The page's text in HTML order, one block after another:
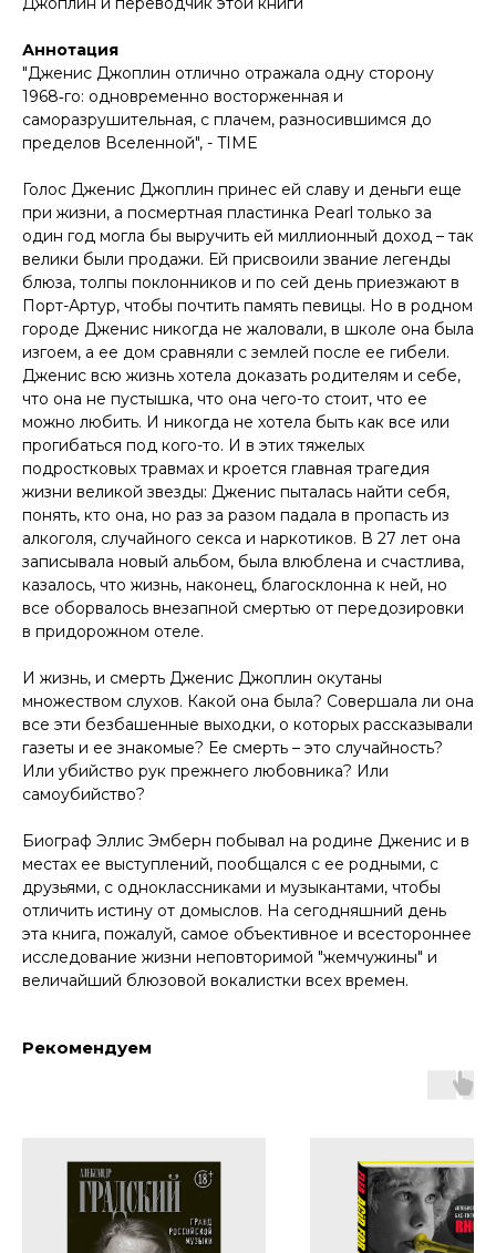
Аннотация
"Дженис Джоплин отлично отражала одну сторону
1968‑го: одновременно восторженная и
саморазрушительная, с плачем, разносившимся до
пределов Вселенной", - TIME
Голос Дженис Джоплин принес ей славу и деньги еще
при жизни, а посмертная пластинка Pearl только за
один год могла бы выручить ей миллионный доход – так
велики были продажи. Ей присвоили звание легенды
блюза, толпы поклонников и по сей день приезжают в
Порт-Артур, чтобы почтить память певицы. Но в родном
городе Дженис никогда не жаловали, в школе она была
изгоем, а ее дом сравняли с землей после ее гибели.
Дженис всю жизнь хотела доказать родителям и себе,
что она не пустышка, что она чего-то стоит, что ее
можно любить. И никогда не хотела быть как все или
прогибаться под кого-то. И в этих тяжелых
подростковых травмах и кроется главная трагедия
жизни великой звезды: Дженис пыталась найти себя,
понять, кто она, но раз за разом падала в пропасть из
алкоголя, случайного секса и наркотиков. В 27 лет она
записывала новый альбом, была влюблена и счастлива,
казалось, что жизнь, наконец, благосклонна к ней, но
все оборвалось внезапной смертью от передозировки
в придорожном отеле.
И жизнь, и смерть Дженис Джоплин окутаны
множеством слухов. Какой она была? Совершала ли она
все эти безбашенные выходки, о которых рассказывали
газеты и ее знакомые? Ее смерть – это случайность?
Или убийство рук прежнего любовника? Или
самоубийство?
Биограф Эллис Эмберн побывал на родине Дженис и в
местах ее выступлений, пообщался с ее родными, с
друзьями, с одноклассниками и музыкантами, чтобы
отличить истину от домыслов. На сегодняшний день
эта книга, пожалуй, самое объективное и всестороннее
исследование жизни неповторимой "жемчужины" и
величайший блюзовой вокалистки всех времен.
Рекомендуем